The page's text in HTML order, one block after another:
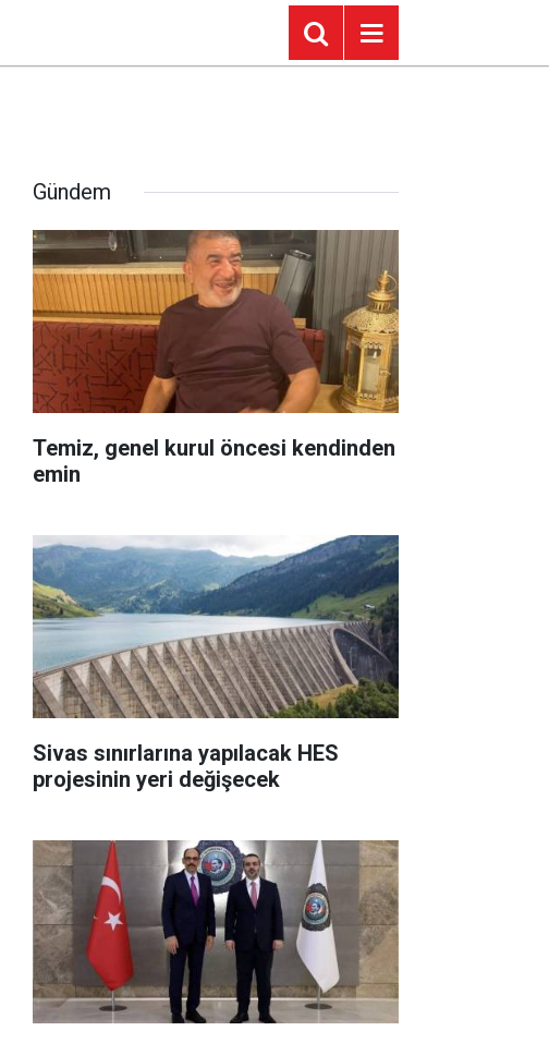
Gündem
Temiz, genel kurul öncesi kendinden
emin
Sivas sınırlarına yapılacak HES
projesinin yeri değişecek